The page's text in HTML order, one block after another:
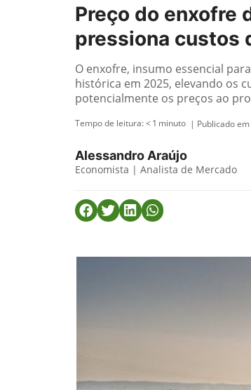
Preço do enxofre
pressiona custos
O enxofre, insumo essencial
histórica em 2025, elevando os
potencialmente os preços ao
Tempo de leitura:< 1 minuto | Publicado
Alessandro Araújo
Economista | Analista de Mercado